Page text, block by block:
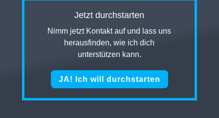
Jetzt durchstarten
Nimm jetzt Kontakt auf und lass uns
herausfinden, wie ich dich
unterstützen kann.
JA! Ich will durchstarten